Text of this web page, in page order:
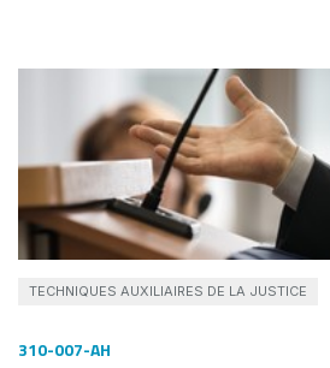
TECHNIQUES AUXILIAIRES DE LA JUSTICE
310-007-AH